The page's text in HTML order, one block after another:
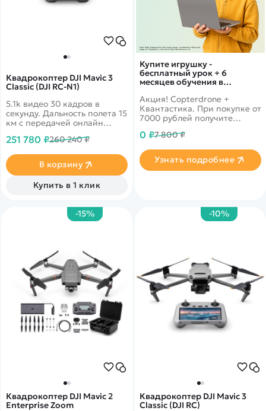
Купите игрушку -
бесплатный урок + 6
месяцев обучения в
Акция! Copterdrone +
Квантастика. При покупке от
7000 рублей получите
нашего партнера
0 ₽7 800 ₽
Узнать подробнее
Квадрокоптер DJI Mavic 3
Classic (DJI RC-N1)
5.1k видео 30 кадров в
секунду. Дальность полета 15
км с передачей онлайн
полете. Датчики облета
направлениям
251 780 ₽260 240 ₽
В корзину
Купить в 1 клик
-15%
Квадрокоптер DJI Mavic 2
Enterprise Zoom
-10%
Квадрокоптер DJI Mavic 3
Classic (DJI RC)